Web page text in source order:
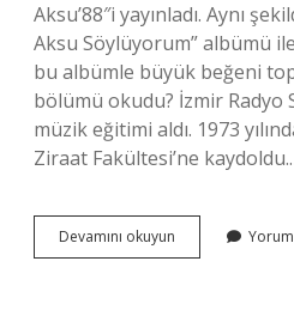
Aksu’88″i yayınladı. Aynı
Aksu Söylüyorum” albümü ile
bu albümle büyük beğeni
bölümü okudu? İzmir Radyo
müzik eğitimi aldı. 1973
Ziraat Fakültesi’ne
Devamını okuyun
Aksu